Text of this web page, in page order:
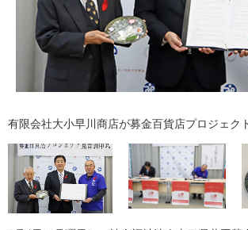
有限会社大小早川商店が募金百貨店プロジェク